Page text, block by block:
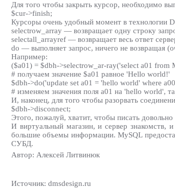
Для того чтобы закрыть курсор, необходимо
$cur->finish;
Курсоры очень удобный момент в технологии
selectrow_array — возвращает одну строку
selectall_arrayref — возвращает весь ответ
do — выполняет запрос, ничего не возвращая
Например:
($a01) = $dbh->selectrow_ar-ray('select a01 from
# получаем значение $a01 равное 'Hello world!'
$dbh->do('update set a01 = 'hello world' where
# изменяем значения поля a01 на 'hello world',
И, наконец, для того чтобы разорвать
$dbh->disconnect;
Этого, пожалуй, хватит, чтобы писать
И виртуальный магазин, и сервер знакомств,
большие объемы информации. MySQL
СУБД.
Автор: Алексей Литвинюк
Источник: dmsdesign.ru